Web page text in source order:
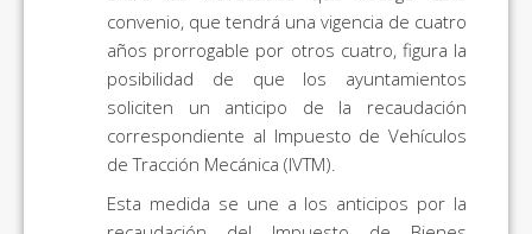
convenio, que tendrá una vigencia de cuatro
años prorrogable por otros cuatro, figura la
posibilidad de que los ayuntamientos
soliciten un anticipo de la recaudación
correspondiente al Impuesto de Vehículos
de Tracción Mecánica (IVTM).
Esta medida se une a los anticipos por la